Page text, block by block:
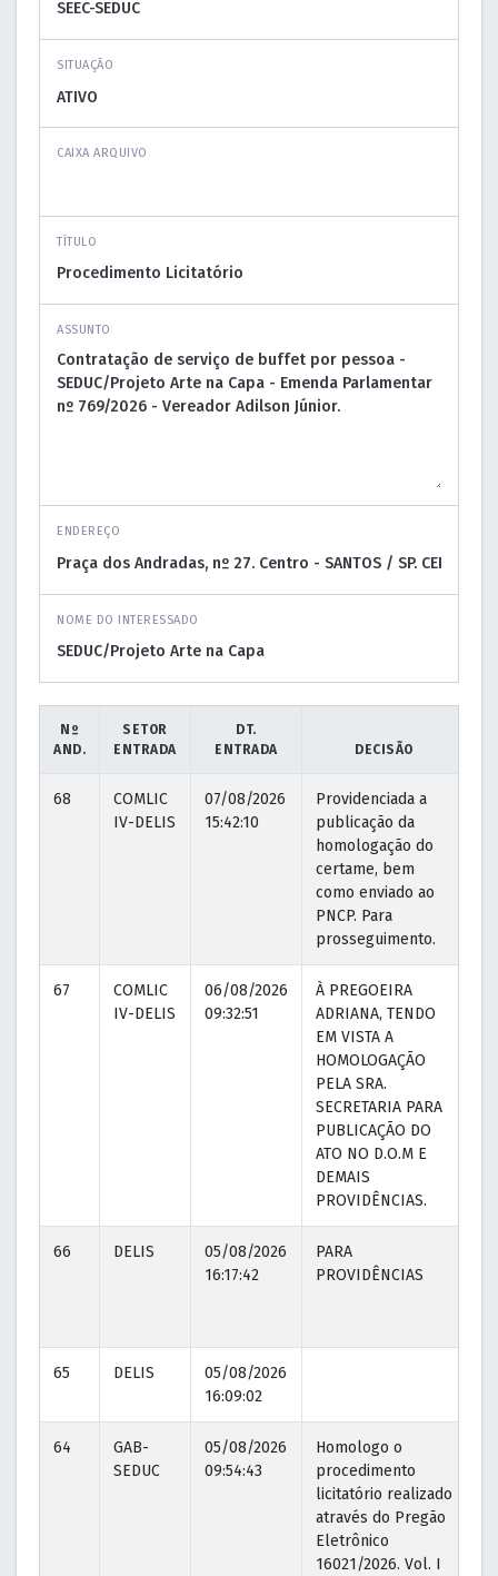
SITUAÇÃO
CAIXA ARQUIVO
TÍTULO
ASSUNTO
ENDEREÇO
NOME DO INTERESSADO
Nº
AND.
SETOR
ENTRADA
DT.
ENTRADA
DECISÃO
68
COMLIC
IV-DELIS
07/08/2026
15:42:10
Providenciada a
publicação da
homologação do
certame, bem
como enviado ao
PNCP. Para
prosseguimento.
67
COMLIC
IV-DELIS
06/08/2026
09:32:51
À PREGOEIRA
ADRIANA, TENDO
EM VISTA A
HOMOLOGAÇÃO
PELA SRA.
SECRETARIA PARA
PUBLICAÇÃO DO
ATO NO D.O.M E
DEMAIS
PROVIDÊNCIAS.
66 DELIS
05/08/2026
16:17:42
PARA
PROVIDÊNCIAS
65 DELIS
05/08/2026
16:09:02
64
GAB-
SEDUC
05/08/2026
09:54:43
Homologo o
procedimento
licitatório realizado
através do Pregão
Eletrônico
16021/2026. Vol. I